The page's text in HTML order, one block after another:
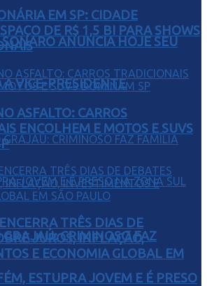
ANUNCIA HOJE SEU
VICE-PRESIDENTE
GRAJAÚ: CRIMINOSO FAZ
ESTUPRA JOVEM E É PRESO
EM SP: CIDADE
DE R$ 1,5 BI PARA SHOWS
ASFALTO: CARROS
ENCOLHEM E MOTOS E SUVS
TRÊS DIAS DE
JUROS, INFLAÇÃO,
E ECONOMIA GLOBAL EM